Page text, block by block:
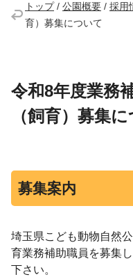
トップ/ 公園概要 / 採用
育）募集について
令和8年度業務
（飼育）募集
募集案内
埼玉県こども動物自然
育業務補助職員を募集
下さい。